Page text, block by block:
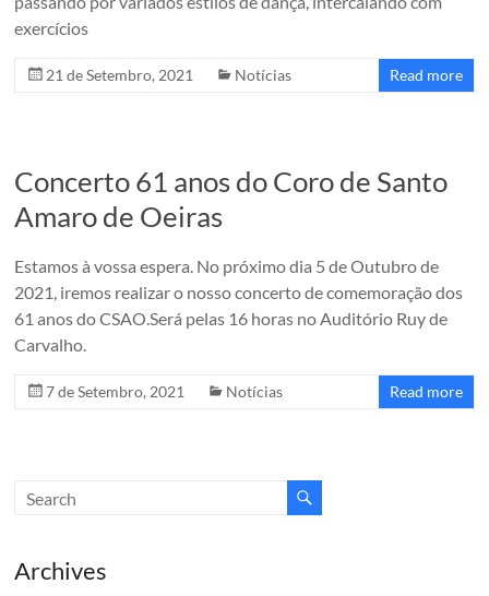
fundado
em
pelo
exercícios
21 de Setembro, 2021 Notícias Read more
Concerto 61 anos do Coro de Santo
Amaro de Oeiras
Estamos à vossa espera. No próximo dia 5 de Outubro de
2021, iremos realizar o nosso concerto de comemoração dos
61 anos do CSAO.Será pelas 16 horas no Auditório Ruy de
Carvalho.
7 de Setembro, 2021 Notícias Read more
Archives